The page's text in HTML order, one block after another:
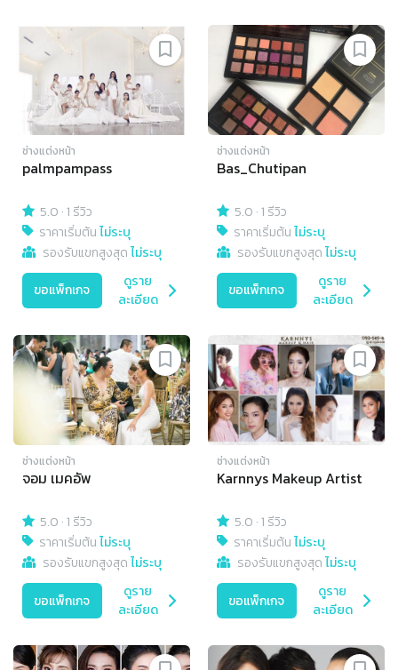
ช่างแต่งหน้า
palmpampass
5.0 ·1 รีวิว
ราคาเริ่มต้นไม่ระบุ
รองรับแขกสูงสุดไม่ระบุ
ขอแพ็กเกจ
ดูราย
ละเอียด
ช่างแต่งหน้า
Bas_Chutipan
5.0 ·1 รีวิว
ราคาเริ่มต้นไม่ระบุ
รองรับแขกสูงสุดไม่ระบุ
ขอแพ็กเกจ
ดูราย
ละเอียด
ช่างแต่งหน้า
จอม เมคอัพ
5.0 ·1 รีวิว
ราคาเริ่มต้นไม่ระบุ
รองรับแขกสูงสุดไม่ระบุ
ขอแพ็กเกจ
ดูราย
ละเอียด
ช่างแต่งหน้า
Karnnys Makeup Artist
5.0 ·1 รีวิว
ราคาเริ่มต้นไม่ระบุ
รองรับแขกสูงสุดไม่ระบุ
ขอแพ็กเกจ
ดูราย
ละเอียด